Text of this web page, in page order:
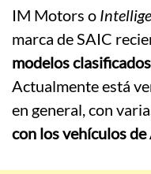
IM Motors o
marca de SAIC
modelos
Actualmente está
en general, con
con los vehículos de